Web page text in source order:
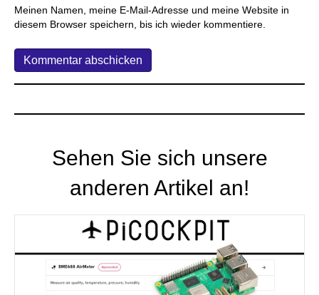
Meinen Namen, meine E-Mail-Adresse und meine Website in
diesem Browser speichern, bis ich wieder kommentiere.
Sehen Sie sich unsere
anderen Artikel an!